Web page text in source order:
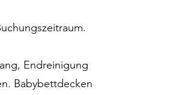
Endreinigung
Babybettdecken